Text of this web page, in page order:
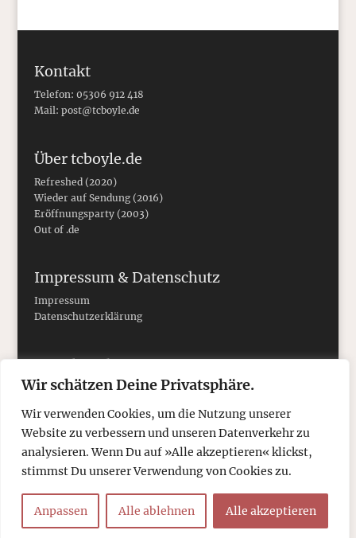
Wir schätzen Deine Privatsphäre.
Wir verwenden Cookies, um die Nutzung unserer
Website zu verbessern und unseren Datenverkehr zu
analysieren. Wenn Du auf »Alle akzeptieren« klickst,
stimmst Du unserer Verwendung von Cookies zu.
Anpassen Alle ablehnen Alle akzeptieren
Kontakt
Telefon: 05306 912 418
Mail: post@tcboyle.de
Über tcboyle.de
Refreshed (2020)
Wieder auf Sendung (2016)
Eröffnungsparty (2003)
Out of .de
Impressum & Datenschutz
Impressum
Datenschutzerklärung
Social Media